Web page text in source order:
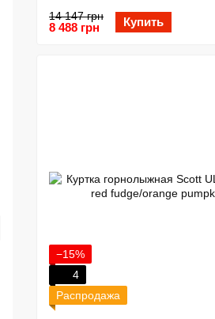
14 147 грн
8 488 грн Купить
−15%
4
Распродажа